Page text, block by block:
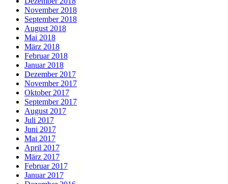
November 2018
September 2018
August 2018
Mai 2018
März 2018
Februar 2018
Januar 2018
Dezember 2017
November 2017
Oktober 2017
September 2017
August 2017
Juli 2017
Juni 2017
Mai 2017
April 2017
März 2017
Februar 2017
Januar 2017